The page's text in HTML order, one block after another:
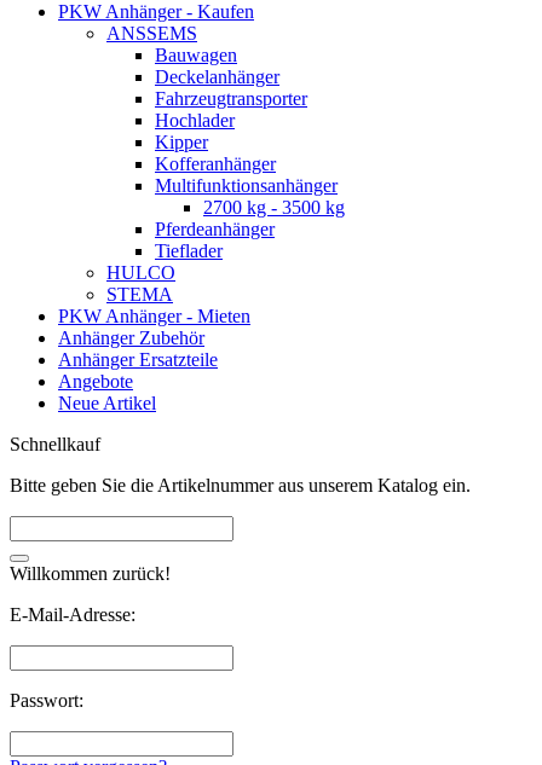
PKW Anhänger - Kaufen
ANSSEMS
Bauwagen
Deckelanhänger
Fahrzeugtransporter
Hochlader
Kipper
Kofferanhänger
Multifunktionsanhänger
2700 kg - 3500 kg
Pferdeanhänger
Tieflader
HULCO
STEMA
PKW Anhänger - Mieten
Anhänger Zubehör
Anhänger Ersatzteile
Angebote
Neue Artikel
Schnellkauf
Bitte geben Sie die Artikelnummer aus unserem Katalog ein.
Willkommen zurück!
E-Mail-Adresse:
Passwort: